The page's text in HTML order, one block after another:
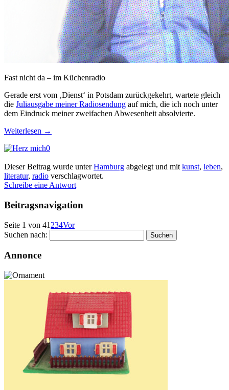
Fast nicht da – im Küchenradio
Gerade erst vom ‚Dienst‘ in Potsdam zurückgekehrt, wartete gleich
die Juliausgabe meiner Radiosendung auf mich, die ich noch unter
dem Eindruck meiner zweifachen Abwesenheit absolvierte.
Weiterlesen →
0
Dieser Beitrag wurde unterHamburg abgelegt und mit kunst, leben,
literatur, radio verschlagwortet.
Schreibe eine Antwort
Beitragsnavigation
Seite 1 von 41 234Vor
Suchen nach:
Annonce